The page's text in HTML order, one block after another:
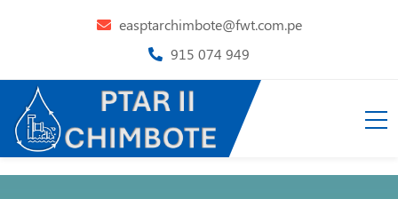
easptarchimbote@fwt.com.pe
915 074 949